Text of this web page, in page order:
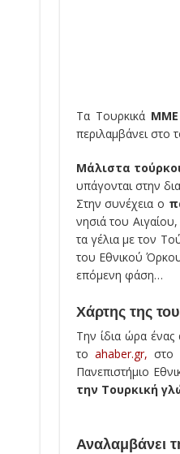
Τα Τουρκικά ΜΜΕ
περιλαμβάνει στο
Μάλιστα
υπάγονται στην
Στην συνέχεια ο
νησιά του
τα γέλια με τον
του Εθνικού
επόμενη φάση…
Χάρτης της
Την ίδια ώρα ένας
το ahaber.gr, στο
Πανεπιστήμιο
την Τουρκική
Αναλαμβάνει